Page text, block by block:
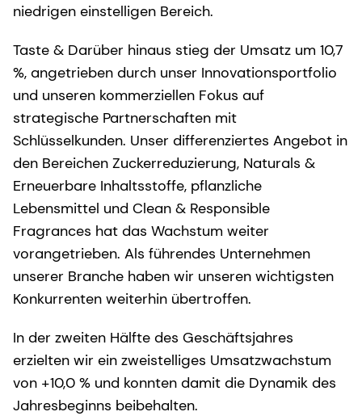
niedrigen einstelligen Bereich.
Taste & Darüber hinaus stieg der Umsatz um 10,7
%, angetrieben durch unser Innovationsportfolio
und unseren kommerziellen Fokus auf
strategische Partnerschaften mit
Schlüsselkunden. Unser differenziertes Angebot in
den Bereichen Zuckerreduzierung, Naturals &
Erneuerbare Inhaltsstoffe, pflanzliche
Lebensmittel und Clean & Responsible
Fragrances hat das Wachstum weiter
vorangetrieben. Als führendes Unternehmen
unserer Branche haben wir unseren wichtigsten
Konkurrenten weiterhin übertroffen.
In der zweiten Hälfte des Geschäftsjahres
erzielten wir ein zweistelliges Umsatzwachstum
von +10,0 % und konnten damit die Dynamik des
Jahresbeginns beibehalten.